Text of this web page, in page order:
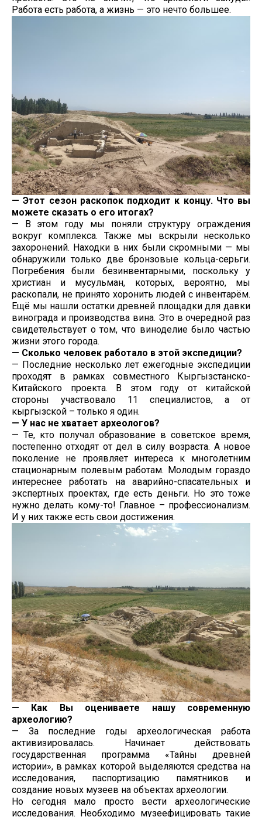
Работа есть работа, а жизнь — это нечто большее.
— Этот сезон раскопок подходит к концу. Что вы
можете сказать о его итогах?
— В этом году мы поняли структуру ограждения
вокруг комплекса. Также мы вскрыли несколько
захоронений. Находки в них были скромными — мы
обнаружили только две бронзовые кольца-серьги.
Погребения были безинвентарными, поскольку у
христиан и мусульман, которых, вероятно, мы
раскопали, не принято хоронить людей с инвентарём.
Ещё мы нашли остатки древней площадки для давки
винограда и производства вина. Это в очередной раз
свидетельствует о том, что виноделие было частью
жизни этого города.
— Сколько человек работало в этой экспедиции?
— Последние несколько лет ежегодные экспедиции
проходят в рамках совместного Кыргызстанско-
Китайского проекта. В этом году от китайской
стороны участвовало 11 специалистов, а от
кыргызской – только я один.
— У нас не хватает археологов?
— Те, кто получал образование в советское время,
постепенно отходят от дел в силу возраста. А новое
поколение не проявляет интереса к многолетним
стационарным полевым работам. Молодым гораздо
интереснее работать на аварийно-спасательных и
экспертных проектах, где есть деньги. Но это тоже
нужно делать кому-то! Главное – профессионализм.
И у них также есть свои достижения.
— Как Вы оцениваете нашу современную
археологию?
— За последние годы археологическая работа
активизировалась. Начинает действовать
государственная программа «Тайны древней
истории», в рамках которой выделяются средства на
исследования, паспортизацию памятников и
создание новых музеев на объектах археологии.
Но сегодня мало просто вести археологические
исследования. Необходимо музеефицировать такие